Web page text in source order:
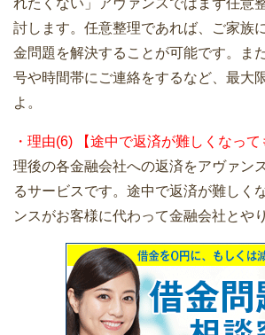
討します。任意整理であれば、ご家族
金問題を解決することが可能です。ま
号や時間帯にご連絡をするなど、最大
よ。
・理由(6) 【途中で返済が難しくなって
理後の各金融会社への返済をアヴァン
るサービスです。途中で返済が難しく
ンスがお客様に代わって金融会社とや